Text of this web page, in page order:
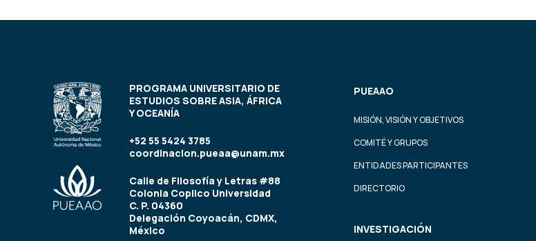
PROGRAMA UNIVERSITARIO DE
ESTUDIOS SOBRE ASIA, ÁFRICA
Y OCEANÍA
+52 55 5424 3785
coordinacion.pueaa@unam.mx
Calle de Filosofía y Letras #88
Colonia Copilco Universidad
C. P. 04360
Delegación Coyoacán, CDMX,
México
PUEAAO
MISIÓN, VISIÓN Y OBJETIVOS
COMITÉ Y GRUPOS
ENTIDADES PARTICIPANTES
DIRECTORIO
INVESTIGACIÓN